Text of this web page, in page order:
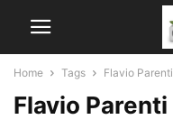
Home Tags Flavio Parenti
Flavio Parenti